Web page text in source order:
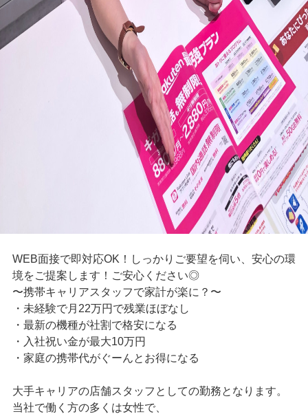
WEB面接で即対応OK！しっかりご要望を伺い、安心の環
境をご提案します！ご安心ください◎
〜携帯キャリアスタッフで家計が楽に？〜
・未経験で月22万円で残業ほぼなし
・最新の機種が社割で格安になる
・入社祝い金が最大10万円
・家庭の携帯代がぐーんとお得になる
大手キャリアの店舗スタッフとしての勤務となります。
当社で働く方の多くは女性で、